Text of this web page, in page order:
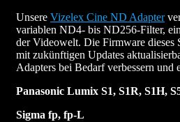
Unsere Vizelex Cine ND Adapter
variablen ND4- bis ND256-Filter,
der Videowelt. Die Firmware dieses
mit zukünftigen Updates
Adapters bei Bedarf verbessern und
Panasonic Lumix S1, S1R, S1H,
Sigma fp, fp-L